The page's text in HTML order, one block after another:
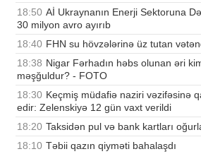
18:50 Aİ Ukraynanın Enerji Sektoruna
30 milyon avro ayırıb
18:40 FHN su hövzələrinə üz tutan
18:38 Nigar Fərhadın həbs olunan əri
məşğuldur? - FOTO
18:30 Keçmiş müdafiə naziri vəzifəsinə
edir: Zelenskiyə 12 gün vaxt verildi
18:20 Taksidən pul və bank kartları
18:10 Təbii qazın qiyməti bahalaşdı